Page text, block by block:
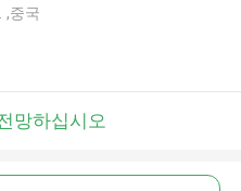
,중국
망하십시오